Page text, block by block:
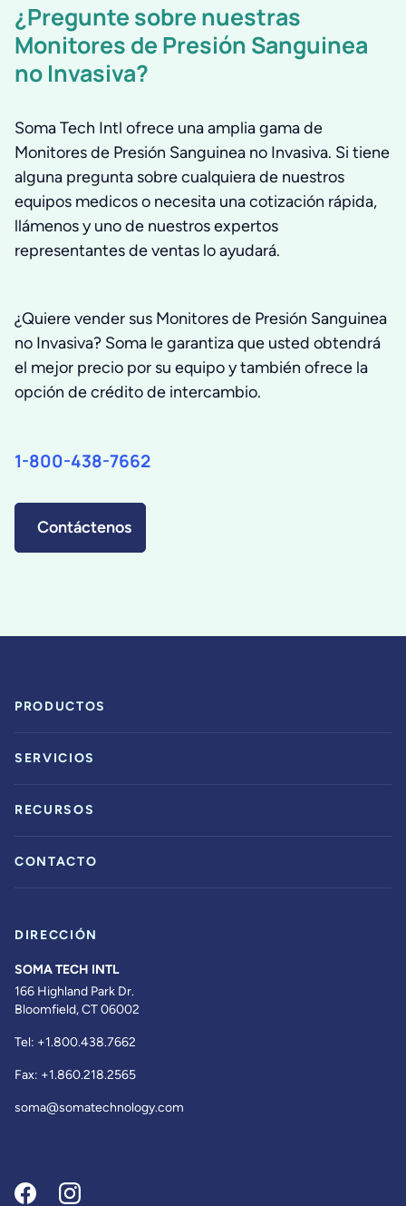
¿Pregunte sobre nuestras
Monitores de Presión Sanguinea
no Invasiva?
Soma Tech Intl ofrece una amplia gama de
Monitores de Presión Sanguinea no Invasiva. Si tiene
alguna pregunta sobre cualquiera de nuestros
equipos medicos o necesita una cotización rápida,
llámenos y uno de nuestros expertos
representantes de ventas lo ayudará.
¿Quiere vender sus Monitores de Presión Sanguinea
no Invasiva? Soma le garantiza que usted obtendrá
el mejor precio por su equipo y también ofrece la
opción de crédito de intercambio.
1-800-438-7662
Contáctenos
PRODUCTOS
SERVICIOS
RECURSOS
CONTACTO
DIRECCIÓN
SOMA TECH INTL
166 Highland Park Dr.
Bloomfield, CT 06002
Tel: +1.800.438.7662
Fax: +1.860.218.2565
soma@somatechnology.com